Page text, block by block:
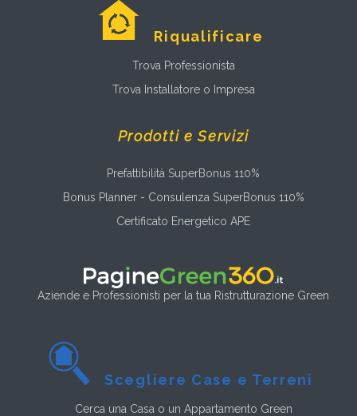
Riqualificare
Trova Professionista
Trova Installatore o Impresa
Prodotti e Servizi
Prefattibilità SuperBonus 110%
Bonus Planner - Consulenza SuperBonus 110%
Certificato Energetico APE
Aziende e Professionisti per la tua Ristrutturazione Green
Scegliere Case e Terreni
Cerca una Casa o un Appartamento Green